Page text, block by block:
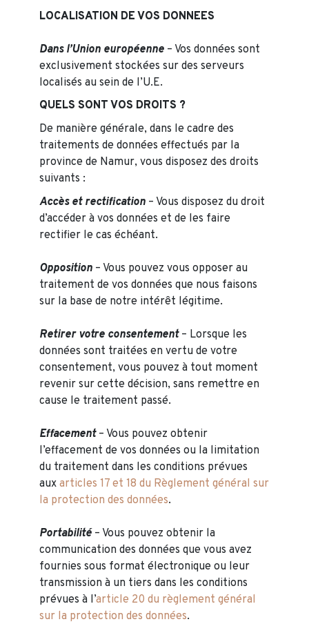
LOCALISATION DE VOS DONNEES
Dans l’Union européenne– Vos données sont
exclusivement stockées sur des serveurs
localisés au sein de l’U.E.
QUELS SONT VOS DROITS ?
De manière générale, dans le cadre des
traitements de données effectués par la
province de Namur, vous disposez des droits
suivants :
Accès et rectification– Vous disposez du droit
d’accéder à vos données et de les faire
rectifier le cas échéant.
Opposition– Vous pouvez vous opposer au
traitement de vos données que nous faisons
sur la base de notre intérêt légitime.
Retirer votre consentement– Lorsque les
données sont traitées en vertu de votre
consentement, vous pouvez à tout moment
revenir sur cette décision, sans remettre en
cause le traitement passé.
Effacement– Vous pouvez obtenir
l’effacement de vos données ou la limitation
du traitement dans les conditions prévues
aux articles 17 et 18 du Règlement général sur
la protection des données.
Portabilité– Vous pouvez obtenir la
communication des données que vous avez
fournies sous format électronique ou leur
transmission à un tiers dans les conditions
prévues à l’article 20 du règlement général
sur la protection des données.